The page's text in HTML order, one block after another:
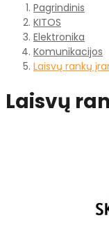
Pagrindinis
KITOS
Elektronika
Komunikacijos
Laisvų rankų
Laisvų